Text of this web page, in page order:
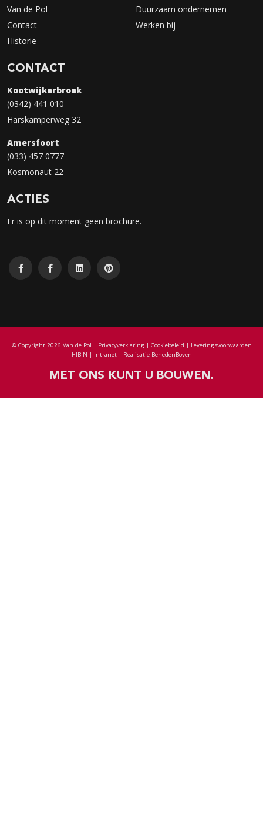
Van de Pol
Contact
Historie
Duurzaam ondernemen
Werken bij
CONTACT
Kootwijkerbroek
(0342) 441 010
Harskamperweg 32
Amersfoort
(033) 457 0777
Kosmonaut 22
ACTIES
Er is op dit moment geen brochure.
© Copyright 2026 Van de Pol | Privacyverklaring| Cookiebeleid | Leveringsvoorwaarden
HIBIN | Intranet| Realisatie BenedenBoven
MET ONS KUNT U BOUWEN.